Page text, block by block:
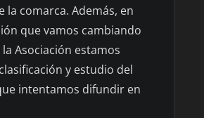
comarca. Además, en
que vamos cambiando
Asociación estamos
y estudio del
intentamos difundir en